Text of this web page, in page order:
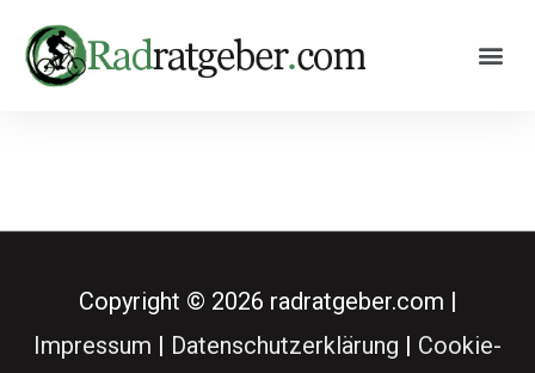
Copyright © 2026 radratgeber.com |
Impressum | Datenschutzerklärung | Cookie-